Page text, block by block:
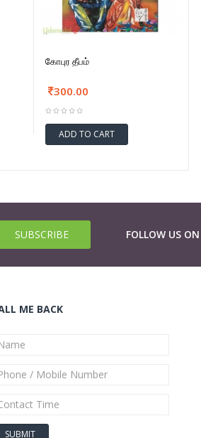
கோபுர தீபம்
300.00
ADD TO CART
FOLLOW US ON
ME BACK